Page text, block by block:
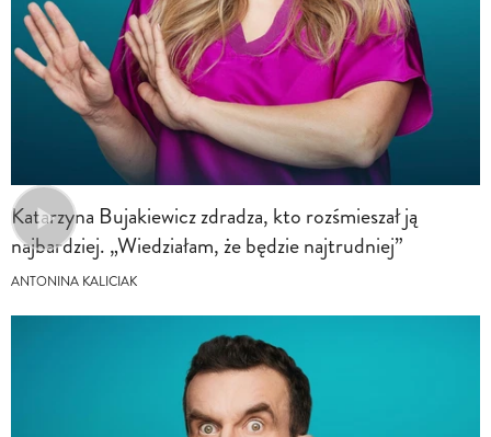
Katarzyna Bujakiewicz zdradza, kto rozśmieszał ją
najbardziej. „Wiedziałam, że będzie najtrudniej”
ANTONINA KALICIAK